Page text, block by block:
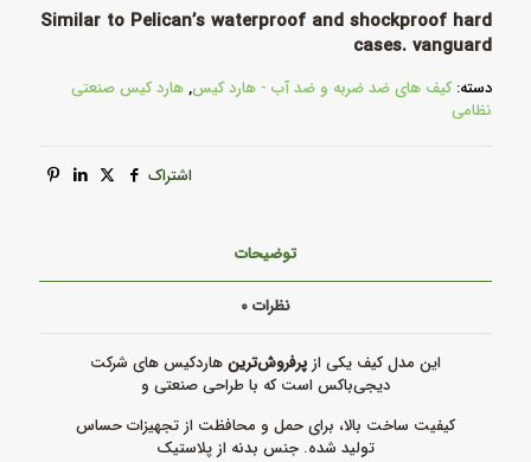
Similar to Pelican’s waterproof and shockproof hard
cases. vanguard
دسته:کیف های ضد ضربه و ضد آب - هارد کیس,هارد کیس صنعتی
نظامی
اشتراک
توضیحات
نظرات۰
این مدل کیف یکی از پرفروش‌ترینهاردکیس های شرکت
دیجی‌باکس است که با طراحی صنعتی و
کیفیت ساخت بالا، برای حمل و محافظت از تجهیزات حساس
تولید شده. جنس بدنه از پلاستیک